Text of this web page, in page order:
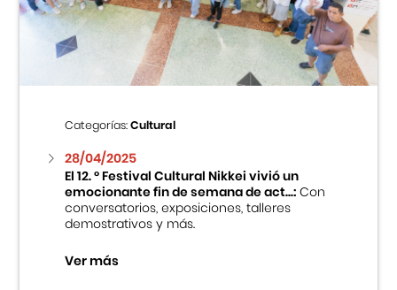
Centro Cultural Peruano Japonés
Museo de la Inmigración Japonesa
Fondo Editorial
Teatro Peruano Japonés
Categorías:Cultural
28/04/2025
El 12. ° Festival Cultural Nikkei vivió un
emocionante fin de semana de act...:Con
conversatorios, exposiciones, talleres
demostrativos y más.
Ver más